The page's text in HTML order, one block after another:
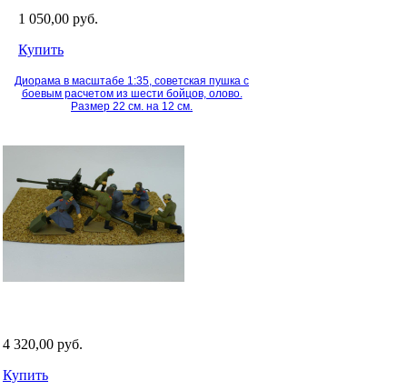
1 050,00 руб.
Купить
Диорама в масштабе 1:35, советская пушка с
боевым расчетом из шести бойцов, олово.
Размер 22 см. на 12 см.
4 320,00 руб.
Купить